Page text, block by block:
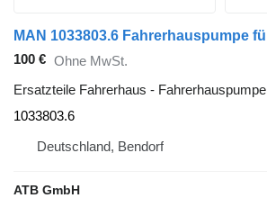
100 € Ohne MwSt.
Ersatzteile Fahrerhaus - Fahrerhauspumpe
1033803.6
Deutschland, Bendorf
ATB GmbH